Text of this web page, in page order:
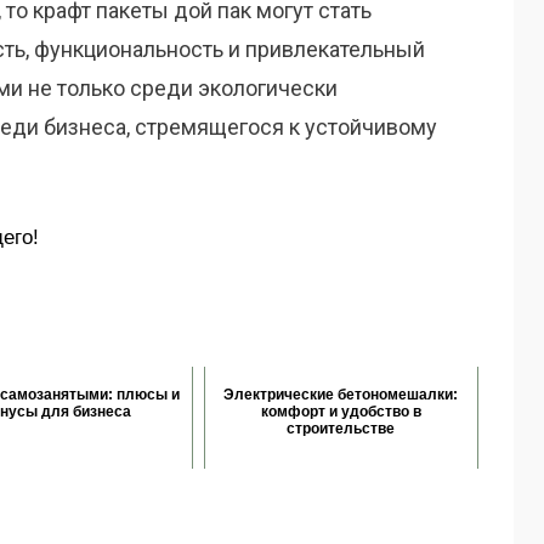
крафт пакеты дой пак могут стать
функциональность и привлекательный
не только среди экологически
бизнеса, стремящегося к устойчивому
самозанятыми: плюсы и
для бизнеса
Электрические бетономешалки:
комфорт и удобство в
строительстве